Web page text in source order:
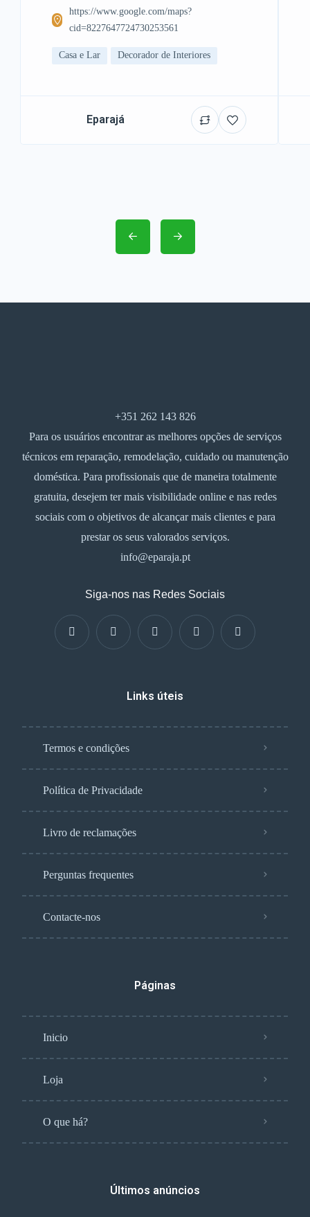
https://www.google.com/maps?
cid=8227647724730253561
Casa e Lar Decorador de Interiores
Eparajá
+351 262 143 826
Para os usuários encontrar as melhores opções de serviços
técnicos em reparação, remodelação, cuidado ou manutenção
doméstica. Para profissionais que de maneira totalmente
gratuita, desejem ter mais visibilidade online e nas redes
sociais com o objetivos de alcançar mais clientes e para
prestar os seus valorados serviços.
info@eparaja.pt
Siga-nos nas Redes Sociais
Links úteis
Termos e condições
Política de Privacidade
Livro de reclamações
Perguntas frequentes
Contacte-nos
Páginas
Inicio
Loja
O que há?
Últimos anúncios